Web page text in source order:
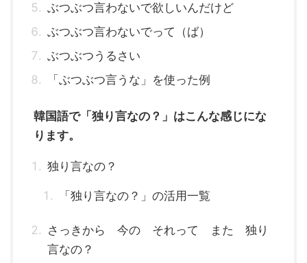
ぶつぶつ言わないで欲しいんだけど
ぶつぶつ言わないでって（ば）
ぶつぶつうるさい
「ぶつぶつ言うな」を使った例
韓国語で「独り言なの？」はこんな感じにな
ります。
独り言なの？
「独り言なの？」の活用一覧
さっきから 今の それって また 独り
言なの？